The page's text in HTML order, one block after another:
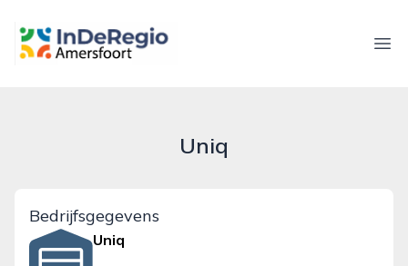
inderegioamersfoort.nl
Uniq
Bedrijfsgegevens
Uniq